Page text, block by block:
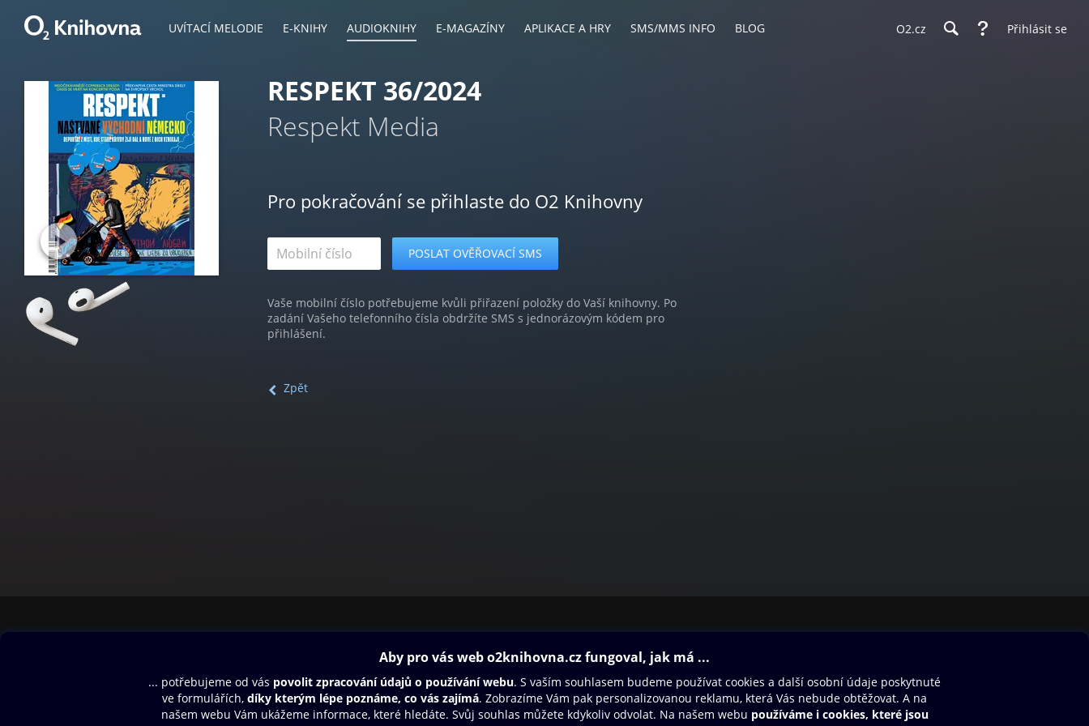
UVÍTACÍ MELODIE E-KNIHY AUDIOKNIHY E-MAGAZÍNY APLIKACE A HRY SMS/MMS INFO BLOG O2.cz Přihlásit se
RESPEKT 36/2024
Respekt Media
Pro pokračování se přihlaste do O2 Knihovny
Vaše mobilní číslo potřebujeme kvůli přiřazení položky do Vaší knihovny. Po
zadání Vašeho telefonního čísla obdržíte SMS s jednorázovým kódem pro
přihlášení.
Zpět
Aplikace a hry
SMS/MMS Info
Blog
Dárkový poukaz
Nápověda
Oneplay Originály
Sport